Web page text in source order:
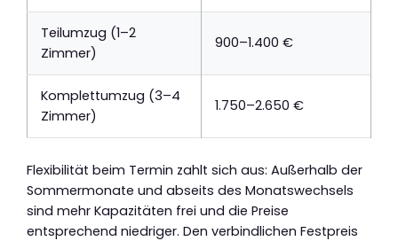
Teilumzug (1–2
Zimmer)
900–1.400 €
Komplettumzug (3–4
Zimmer)
1.750–2.650 €
Flexibilität beim Termin zahlt sich aus: Außerhalb der
Sommermonate und abseits des Monatswechsels
sind mehr Kapazitäten frei und die Preise
entsprechend niedriger. Den verbindlichen Festpreis